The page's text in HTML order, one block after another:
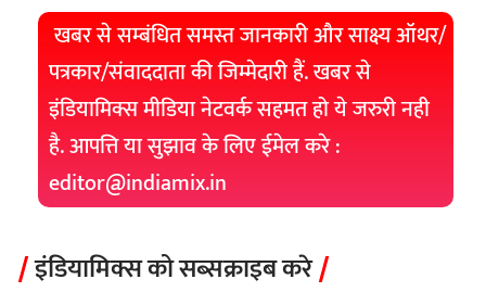
खबर से सम्बंधित समस्त जानकारी और साक्ष्य ऑथर/
पत्रकार/संवाददाता की जिम्मेदारी हैं. खबर से
इंडियामिक्स मीडिया नेटवर्क सहमत हो ये जरुरी नही
है. आपत्ति या सुझाव के लिए ईमेल करे :
editor@indiamix.in
इंडियामिक्स को सब्सक्राइब करे